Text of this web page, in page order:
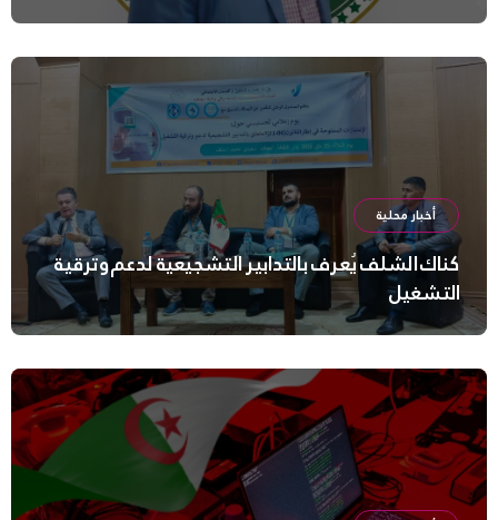
أخبار محلية
كناك الشلف يُعرف بالتدابير التشجيعية لدعم وترقية
التشغيل